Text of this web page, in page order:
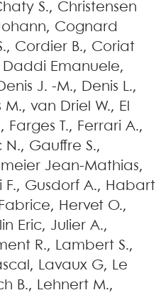
S., Christensen
, Cognard
, Cordier B., Coriat
Daddi Emanuele,
J. -M., Denis L.,
M.,van Driel W., El
, Farges T., Ferrari A.,
N., Gauffre S.,
Jean-Mathias,
F., Gusdorf A., Habart
Fabrice, Hervet O.,
Eric, Julier A.,
R., Lambert S.,
, Lavaux G, Le
B., Lehnert M.,